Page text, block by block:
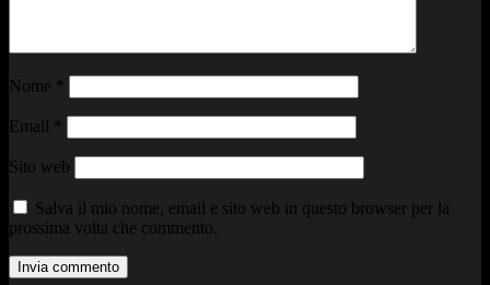
Nome
Email
Sito web
Salva il mio nome, email e sito web in questo browser per la
prossima volta che commento.